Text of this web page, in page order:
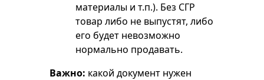
материалы и т.п.). Без СГР
товар либо не выпустят, либо
его будет невозможно
нормально продавать.
Важно: какой документ нужен